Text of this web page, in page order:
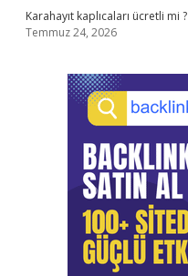
Karahayıt kaplıcaları ücretli mi ?
Temmuz 24, 2026